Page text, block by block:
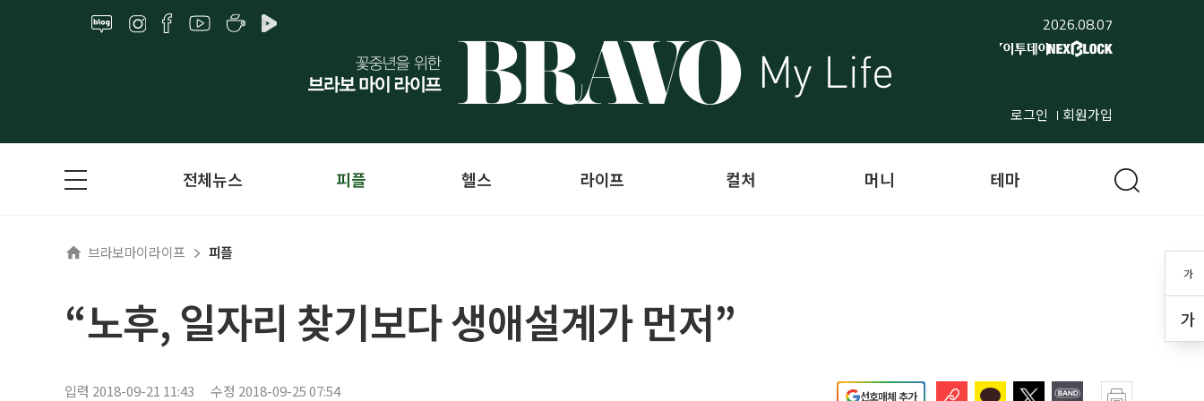
2026.08.07
로그인 회원가입
가
가
전체뉴스 피플 헬스 라이프 컬처 머니 테마
브라보마이라이프 피플
“노후, 일자리 찾기보다 생애설계가 먼저”
입력 2018-09-21 11:43 수정 2018-09-25 07:54 선호매체 추가